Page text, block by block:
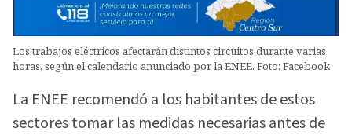
Los trabajos eléctricos afectarán distintos circuitos durante varias
horas, según el calendario anunciado por la ENEE. Foto: Facebook
La ENEE recomendó a los habitantes de estos
sectores tomar las medidas necesarias antes de